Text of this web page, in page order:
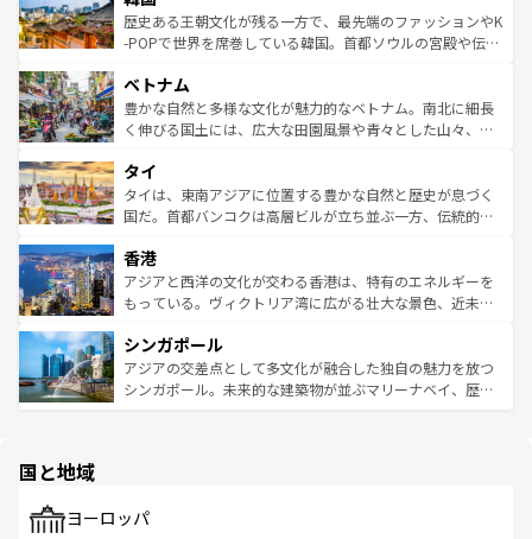
はコンテンツ一覧を参照してほしい。
ビング、ハイキングなど、アウトドア好きにはたまらな
い。オーストラリアの多彩な魅力を存分に味わいつくそ
参照してほしい。
と山間の静けさが共存しており、訪れる人に新しい発見と
驚きをもたらしてくれる。また、奥深い台湾の食文化も魅
容にもいいと評判のスイーツなど、バラエティ豊かな料理
が味わえる。 なお、新着の台湾情報は コンテンツ一覧を参
照してほしい。
歴史ある王朝文化が残る一方で、最先端のファッションやK
-POPで世界を席巻している韓国。首都ソウルの宮殿や伝統
き、地方に足を延ばせば四季折々の自然美を楽しむことが
できる。そして、キムチや焼肉、絶品のストリートフード
まで、さまざまな韓国料理が待っている。夜には、韓国な
リティに包まれながら、韓国の多彩な魅力を心ゆくまで味
わってみてほしい。 なお、新着の韓国情報はコンテンツ一
覧を参照してほしい。
ベトナム
豊かな自然と多様な文化が魅力的なベトナム。南北に細長
く伸びる国土には、広大な田園風景や青々とした山々、世
急速な発展と共に伝統が息づく。ハノイの古い町並みやホ
ーチミン市のフランス統治時代の建物も、独特の雰囲気を
醸し出している。また、バラエティの豊かさとおいしさで
とつ。フォーやバインミー、ベトナムコーヒーなどは、ぜ
ひ現地で味わいたい。どの地域を訪れてもあたたかい人々
が旅行者を迎えてくれるので、きっと忘れられない旅にな
参照してほしい。
タイ
タイは、東南アジアに位置する豊かな自然と歴史が息づく
国だ。首都バンコクは高層ビルが立ち並ぶ一方、伝統的な
の活気が交差している。北部ではチェンマイなどの山岳地
帯で自然と触れ合い、南部ではプーケットやクラビの美し
いビーチでリゾート気分を楽しむことができる。タイ料理
激する。気候は一年中温暖で、どの季節にも異なる楽しみ
が待っている。親しみやすいタイの人々、仏教を中心とし
た文化、そして多様な観光資源が、訪れる旅人を魅了し続
香港
アジアと西洋の文化が交わる香港は、特有のエネルギーを
もっている。ヴィクトリア湾に広がる壮大な景色、近未来
み、どこを訪れても感動するはず。観光スポットが密集し
ており、効率よく見どころを回れるのも魅力。息をのむよ
うな絶景から文化的な体験まで、香港を存分に楽しみ尽く
シンガポール
アジアの交差点として多文化が融合した独自の魅力を放つ
シンガポール。未来的な建築物が並ぶマリーナベイ、歴史
で、ホーカーズは地元の風情を楽しめる外せないスポット
国と地域
ヨーロッパ